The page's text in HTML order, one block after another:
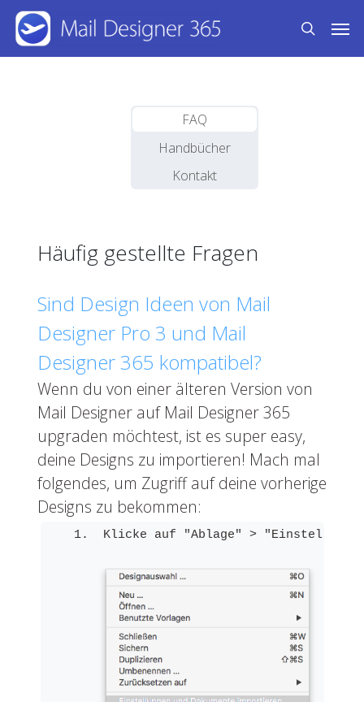
Skip
main
search
FAQ
Handbücher
Kontakt
Häufig gestellte Fragen
Sind Design Ideen von Mail
Designer Pro 3 und Mail
Designer 365 kompatibel?
Wenn du von einer älteren Version von
Mail Designer auf Mail Designer 365
upgraden möchtest, ist es super easy,
deine Designs zu importieren! Mach mal
folgendes, um Zugriff auf deine vorherige
Designs zu bekommen:
Klicke auf "Ablage" >